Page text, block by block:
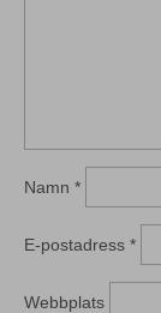
Namn *
E-postadress *
Webbplats